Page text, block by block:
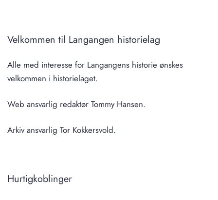
Velkommen til Langangen historielag
Alle med interesse for Langangens historie ønskes
velkommen i historielaget.
Web ansvarlig redaktør Tommy Hansen.
Arkiv ansvarlig Tor Kokkersvold.
Hurtigkoblinger